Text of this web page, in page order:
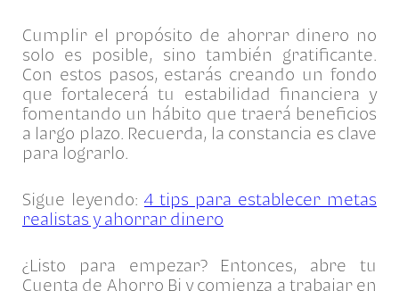
Cumplir el propósito de ahorrar dinero no
solo es posible, sino también gratificante.
Con estos pasos, estarás creando un fondo
que fortalecerá tu estabilidad financiera y
fomentando un hábito que traerá beneficios
a largo plazo. Recuerda, la constancia es clave
para lograrlo.
Sigue leyendo: 4 tips para establecer metas
realistas y ahorrar dinero
¿Listo para empezar? Entonces, abre tu
Cuenta de Ahorro Bi y comienza a trabajar en